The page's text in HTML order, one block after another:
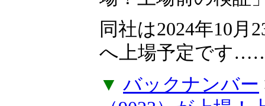
イベント投資
IPO投資家の柳橋
資とIPO投資」、